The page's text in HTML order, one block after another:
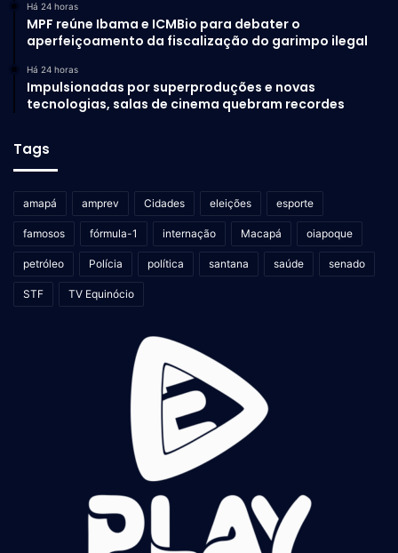
Há 24 horas
MPF reúne Ibama e ICMBio para debater o
aperfeiçoamento da fiscalização do garimpo ilegal
Há 24 horas
Impulsionadas por superproduções e novas
tecnologias, salas de cinema quebram recordes
Tags
amapá amprev Cidades eleições esporte
famosos fórmula-1 internação Macapá oiapoque
petróleo Polícia política santana saúde senado
STF TV Equinócio